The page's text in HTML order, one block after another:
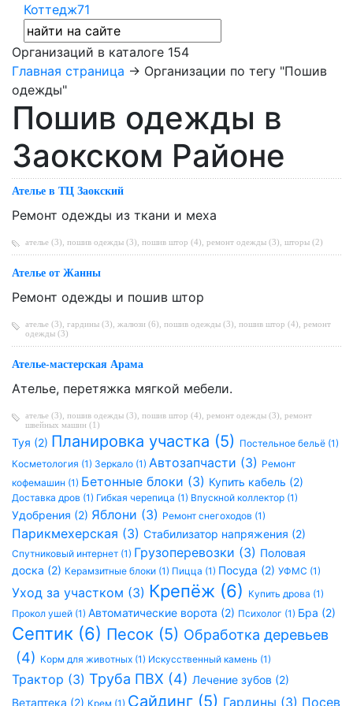
Коттедж71
Организаций в каталоге 154
Главная страница → Организации по тегу "Пошив
одежды"
Пошив одежды в
Заокском Районе
Ателье в ТЦ Заокский
Ремонт одежды из ткани и меха
ателье (3) пошив одежды (3) пошив штор (4) ремонт одежды (3) шторы (2)
Ателье от Жанны
Ремонт одежды и пошив штор
ателье (3) гардины (3) жалюзи (6) пошив одежды (3) пошив штор (4) ремонт
одежды (3)
Ателье-мастерская Арама
Ателье, перетяжка мягкой мебели.
ателье (3) пошив одежды (3) пошив штор (4) ремонт одежды (3) ремонт
швейных машин (1)
Туя (2) Планировка участка (5) Постельное бельё (1)
Косметология (1) Зеркало (1) Автозапчасти (3) Ремонт
кофемашин (1) Бетонные блоки (3) Купить кабель (2)
Доставка дров (1) Гибкая черепица (1) Впускной коллектор (1)
Удобрения (2) Яблони (3) Ремонт снегоходов (1)
Парикмехерская (3) Стабилизатор напряжения (2)
Спутниковый интернет (1) Грузоперевозки (3) Половая
доска (2) Керамзитные блоки (1) Пицца (1) Посуда (2) УФМС (1)
Уход за участком (3) Крепёж (6) Купить дрова (1)
Прокол ушей (1) Автоматические ворота (2) Психолог (1) Бра (2)
Септик (6) Песок (5) Обработка деревьев
(4) Корм для животных (1) Искусственный камень (1)
Трактор (3) Труба ПВХ (4) Лечение зубов (2)
Ветаптека (2) Крем (1) Сайдинг (5) Гардины (3) Посев